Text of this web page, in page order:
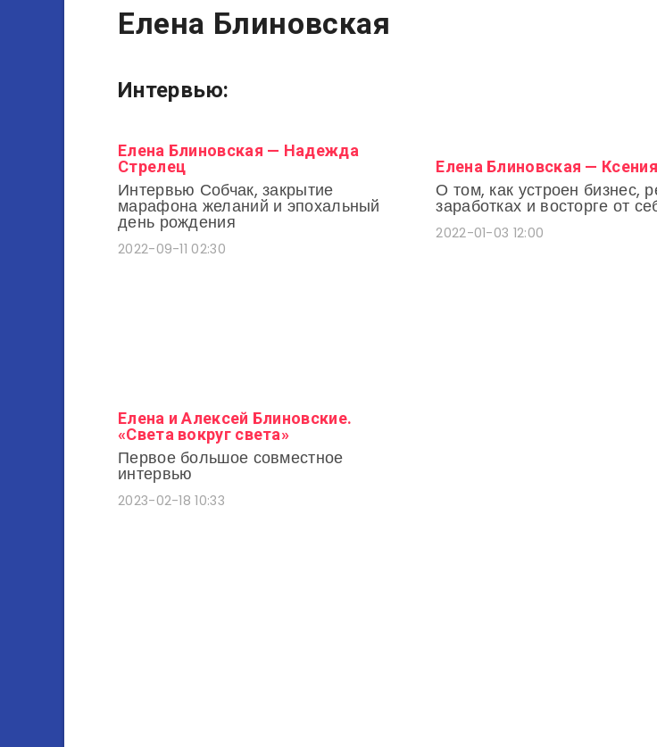
Елена Блиновская
Интервью:
Елена Блиновская — Надежда
Стрелец
Интервью Собчак, закрытие
марафона желаний и эпохальный
день рождения
2022-09-11 02:30
Елена Блиновская —
О том, как устроен бизнес,
заработках и восторге от
2022-01-03 12:00
Елена и Алексей Блиновские.
«Света вокруг света»
Первое большое совместное
интервью
2023-02-18 10:33